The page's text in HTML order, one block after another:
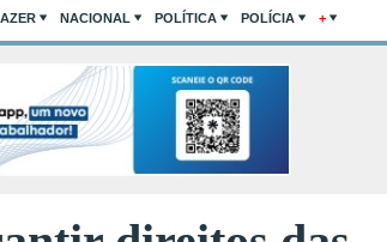
NACIONAL POLÍTICA POLÍCIA +